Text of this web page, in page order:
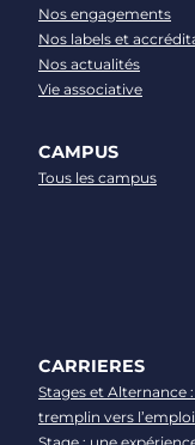
Nos engagements
Nos labels et
Nos actualités
Vie associative
CAMPUS
Tous les campus
CARRIERES
Stages et Alternance
tremplin vers l’emploi